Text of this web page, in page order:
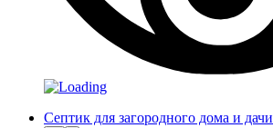
Септик для загородного дома и дачи